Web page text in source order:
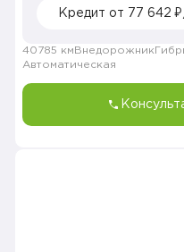
Кредит от 77 642
40785 км Внедорожник
Автоматическая